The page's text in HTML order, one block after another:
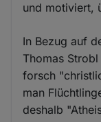
und motiviert,
In Bezug auf
Thomas
forsch
man
deshalb